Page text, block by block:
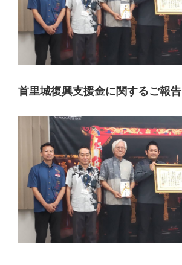
首里城復興支援金に関するご報告